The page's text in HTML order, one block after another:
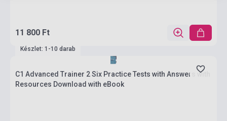
11 800 Ft
Készlet: 1-10 darab
C1 Advanced Trainer 2 Six Practice Tests with Answers with
Resources Download with eBook